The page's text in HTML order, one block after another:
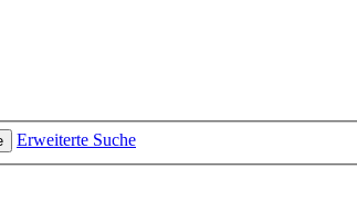
Erweiterte Suche